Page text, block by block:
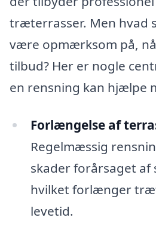
træterrasser. Men hvad
være opmærksom på,
tilbud? Her er nogle
en rensning kan hjælpe
Forlængelse af
Regelmæssig
skader forårsaget af
hvilket forlænger
levetid.